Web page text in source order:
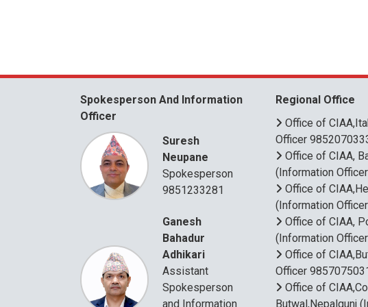
Spokesperson And Information
Officer
Suresh
Neupane
Spokesperson
9851233281
Ganesh
Bahadur
Adhikari
Assistant
Spokesperson
and Information
Regional Office
Office of
Officer
Office of CIAA,
(Information
Office of
(Information
Office of CIAA,
(Information
Office of
Officer
Office of
Butwal,Nepalgunj